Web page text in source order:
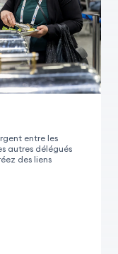
entre les
autres délégués
des liens